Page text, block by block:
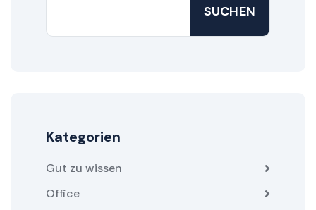
SUCHEN
Kategorien
Gut zu wissen
Office